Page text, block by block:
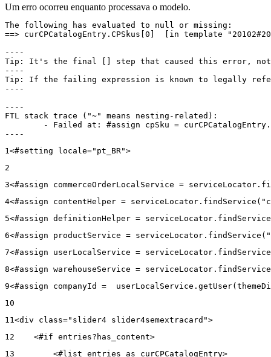
Um erro ocorreu enquanto processava o modelo.
The following has evaluated to null or missing:
==> curCPCatalogEntry.CPSkus[0]  [in template
----
Tip: It's the final [] step that caused this error,
----
Tip: If the failing expression is known to legally refer
----
----
FTL stack trace ("~" means nesting-related):
----
1 <#setting locale="pt_BR">
2
3<#assign commerceOrderLocalService =
4<#assign contentHelper =
5<#assign definitionHelper =
6<#assign productService =
7<#assign userLocalService =
8<#assign warehouseService =
9<#assign companyId =
10
11 <div class="slider4 slider4semextracard">
12
    <#if entries?has_content>
13
        <#list entries as curCPCatalogEntry>